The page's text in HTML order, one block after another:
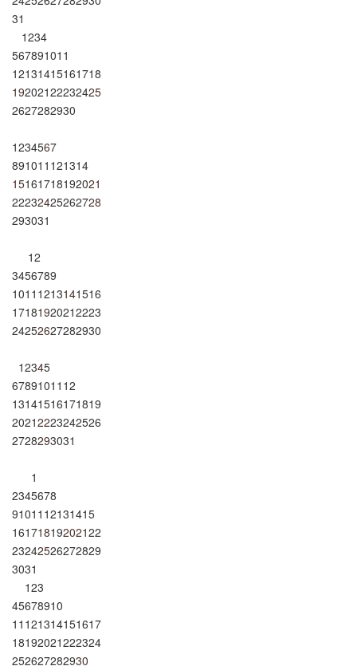
31
1234
567891011
12131415161718
19202122232425
2627282930
1234567
891011 121314
15161718192021
22232425262728
293031
12
3456789
1011 1213141516
17181920212223
24252627282930
12345
67891011 12
13141516171819
20212223242526
2728293031
1
2345678
91011 12131415
16171819202122
23242526272829
3031
123
45678910
11 121314151617
18192021222324
252627282930